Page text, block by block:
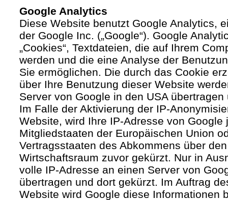
Google Analytics
Diese Website benutzt Google Analytics,
der Google Inc. („Google“). Google
„Cookies“, Textdateien, die auf Ihrem
werden und die eine Analyse der
Sie ermöglichen. Die durch das Cookie
über Ihre Benutzung dieser Website
Server von Google in den USA
Im Falle der Aktivierung der IP-
Website, wird Ihre IP-Adresse von Google
Mitgliedstaaten der Europäischen Union
Vertragsstaaten des Abkommens über
Wirtschaftsraum zuvor gekürzt. Nur in
volle IP-Adresse an einen Server von
übertragen und dort gekürzt. Im Auftrag
Website wird Google diese Informationen